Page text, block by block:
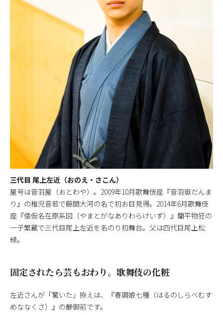
三代目 尾上左近（おのえ・さこん）
屋号は音羽屋（おとわや）。2009年10月歌舞伎座『音羽嶽だんま
り』の稚児音若で藤間大河の名で初お目見得。2014年6月歌舞伎
座『倭仮名在原系図（やまとがなありわらけいず）』蘭平物狂の
一子繁蔵で三代目尾上左近を名のり初舞台。父は四代目尾上松
緑。
固定されたら芸もおわり。歌舞伎の化粧
左近さんが「驚いた」拵えは、『春調娘七種（はるのしらべむす
めななくさ）』の静御前です。